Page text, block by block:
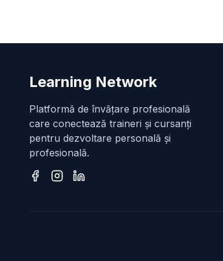
Learning Network
Platformă de învățare profesională
care conectează traineri și cursanți
pentru dezvoltare personală și
profesională.